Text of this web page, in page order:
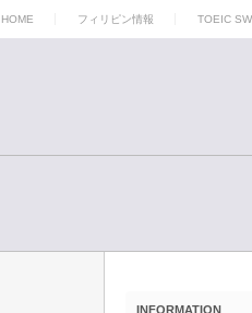
HOME フィリピン情報 TOEIC SW
INFORMATION